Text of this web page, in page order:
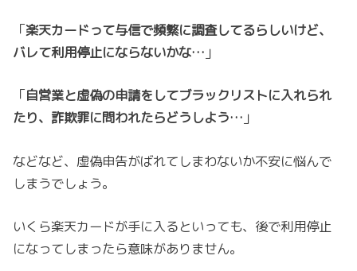
「楽天カードって与信で頻繁に調査してるらしいけど、
バレて利用停止にならないかな… 」
「自営業と虚偽の申請をしてブラックリストに入れられ
たり、詐欺罪に問われたらどうしよう… 」
などなど、虚偽申告がばれてしまわないか不安に悩んで
しまうでしょう。
いくら楽天カードが手に入るといっても、後で利用停止
になってしまったら意味がありません。